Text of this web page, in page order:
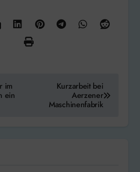
im
ein
Kurzarbeit bei
Aerzener
Maschinenfabrik